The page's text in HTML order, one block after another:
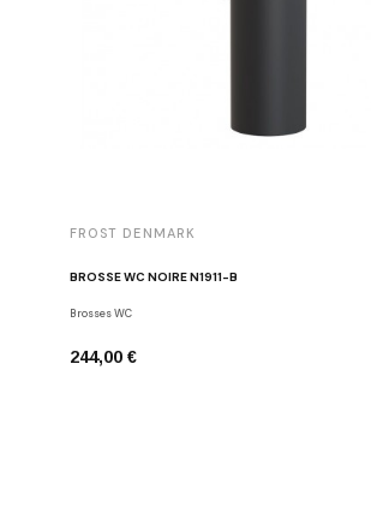
FROST DENMARK
BROSSE WC NOIRE N1911-B
Brosses WC
244,00 €